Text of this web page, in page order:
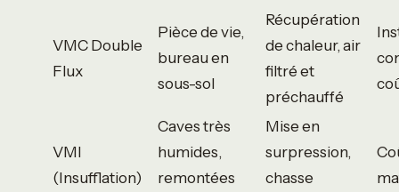
VMC Double
Flux
Pièce de vie,
bureau en
sous-sol
Récupération
de chaleur, air
filtré et
préchauffé
VMI
(Insufflation)
Caves très
humides,
remontées
Mise en
surpression,
chasse